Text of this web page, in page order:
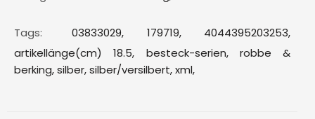
Tags: 03833029, 179719,
4044395203253,
artikellänge(cm) 18.5,
besteck-serien,
robbe &
berking,silber,silber/versilbert,xml,